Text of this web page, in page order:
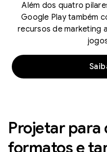
Além dos quatro
Google Play também
recursos de marketing
Projetar para
formatos e